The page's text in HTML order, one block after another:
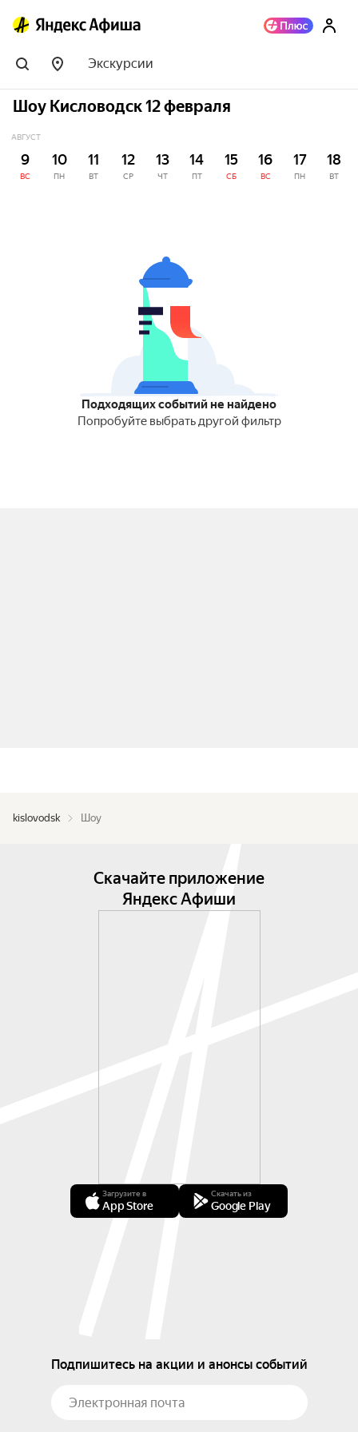
Экскурсии
Шоу Кисловодск 12 февраля
АВГУСТ
9
ВС
10
ПН
11
ВТ
12
СР
13
ЧТ
14
ПТ
15
СБ
16
ВС
17
ПН
18
ВТ
Подходящих событий не найдено
Попробуйте выбрать другой фильтр
kislovodsk Шоу
Скачайте приложение
Яндекс Афиши
Загрузите в
App Store
Скачать из
Google Play
Подпишитесь на акции и анонсы событий